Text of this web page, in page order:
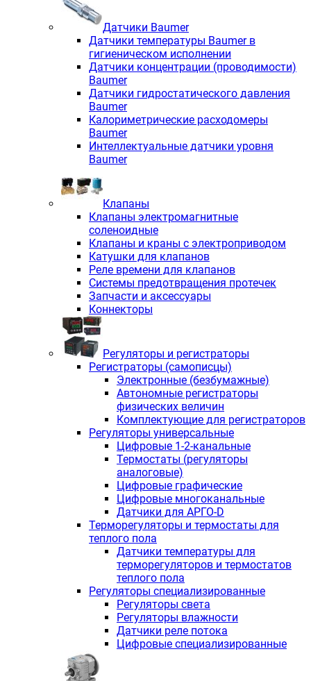
Датчики Baumer
Датчики температуры Baumer в
гигиеническом исполнении
Датчики концентрации (проводимости)
Baumer
Датчики гидростатического давления
Baumer
Калориметрические расходомеры
Baumer
Интеллектуальные датчики уровня
Baumer
Клапаны
Клапаны электромагнитные
соленоидные
Клапаны и краны с электроприводом
Катушки для клапанов
Реле времени для клапанов
Системы предотвращения протечек
Запчасти и аксессуары
Коннекторы
Регуляторы и регистраторы
Регистраторы (самописцы)
Электронные (безбумажные)
Автономные регистраторы
физических величин
Комплектующие для регистраторов
Регуляторы универсальные
Цифровые 1-2-канальные
Термостаты (регуляторы
аналоговые)
Цифровые графические
Цифровые многоканальные
Датчики для АРГО-D
Терморегуляторы и термостаты для
теплого пола
Датчики температуры для
терморегуляторов и термостатов
теплого пола
Регуляторы специализированные
Регуляторы света
Регуляторы влажности
Датчики реле потока
Цифровые специализированные